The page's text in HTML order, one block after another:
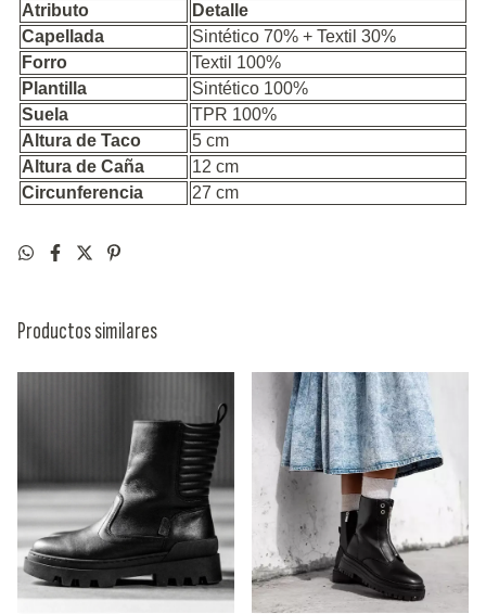
Atributo
Detalle
Capellada
Sintético 70% + Textil 30%
Forro
Textil 100%
Plantilla
Sintético 100%
Suela
TPR 100%
Altura de Taco
5 cm
Altura de Caña
12 cm
Circunferencia
27 cm
Productos similares